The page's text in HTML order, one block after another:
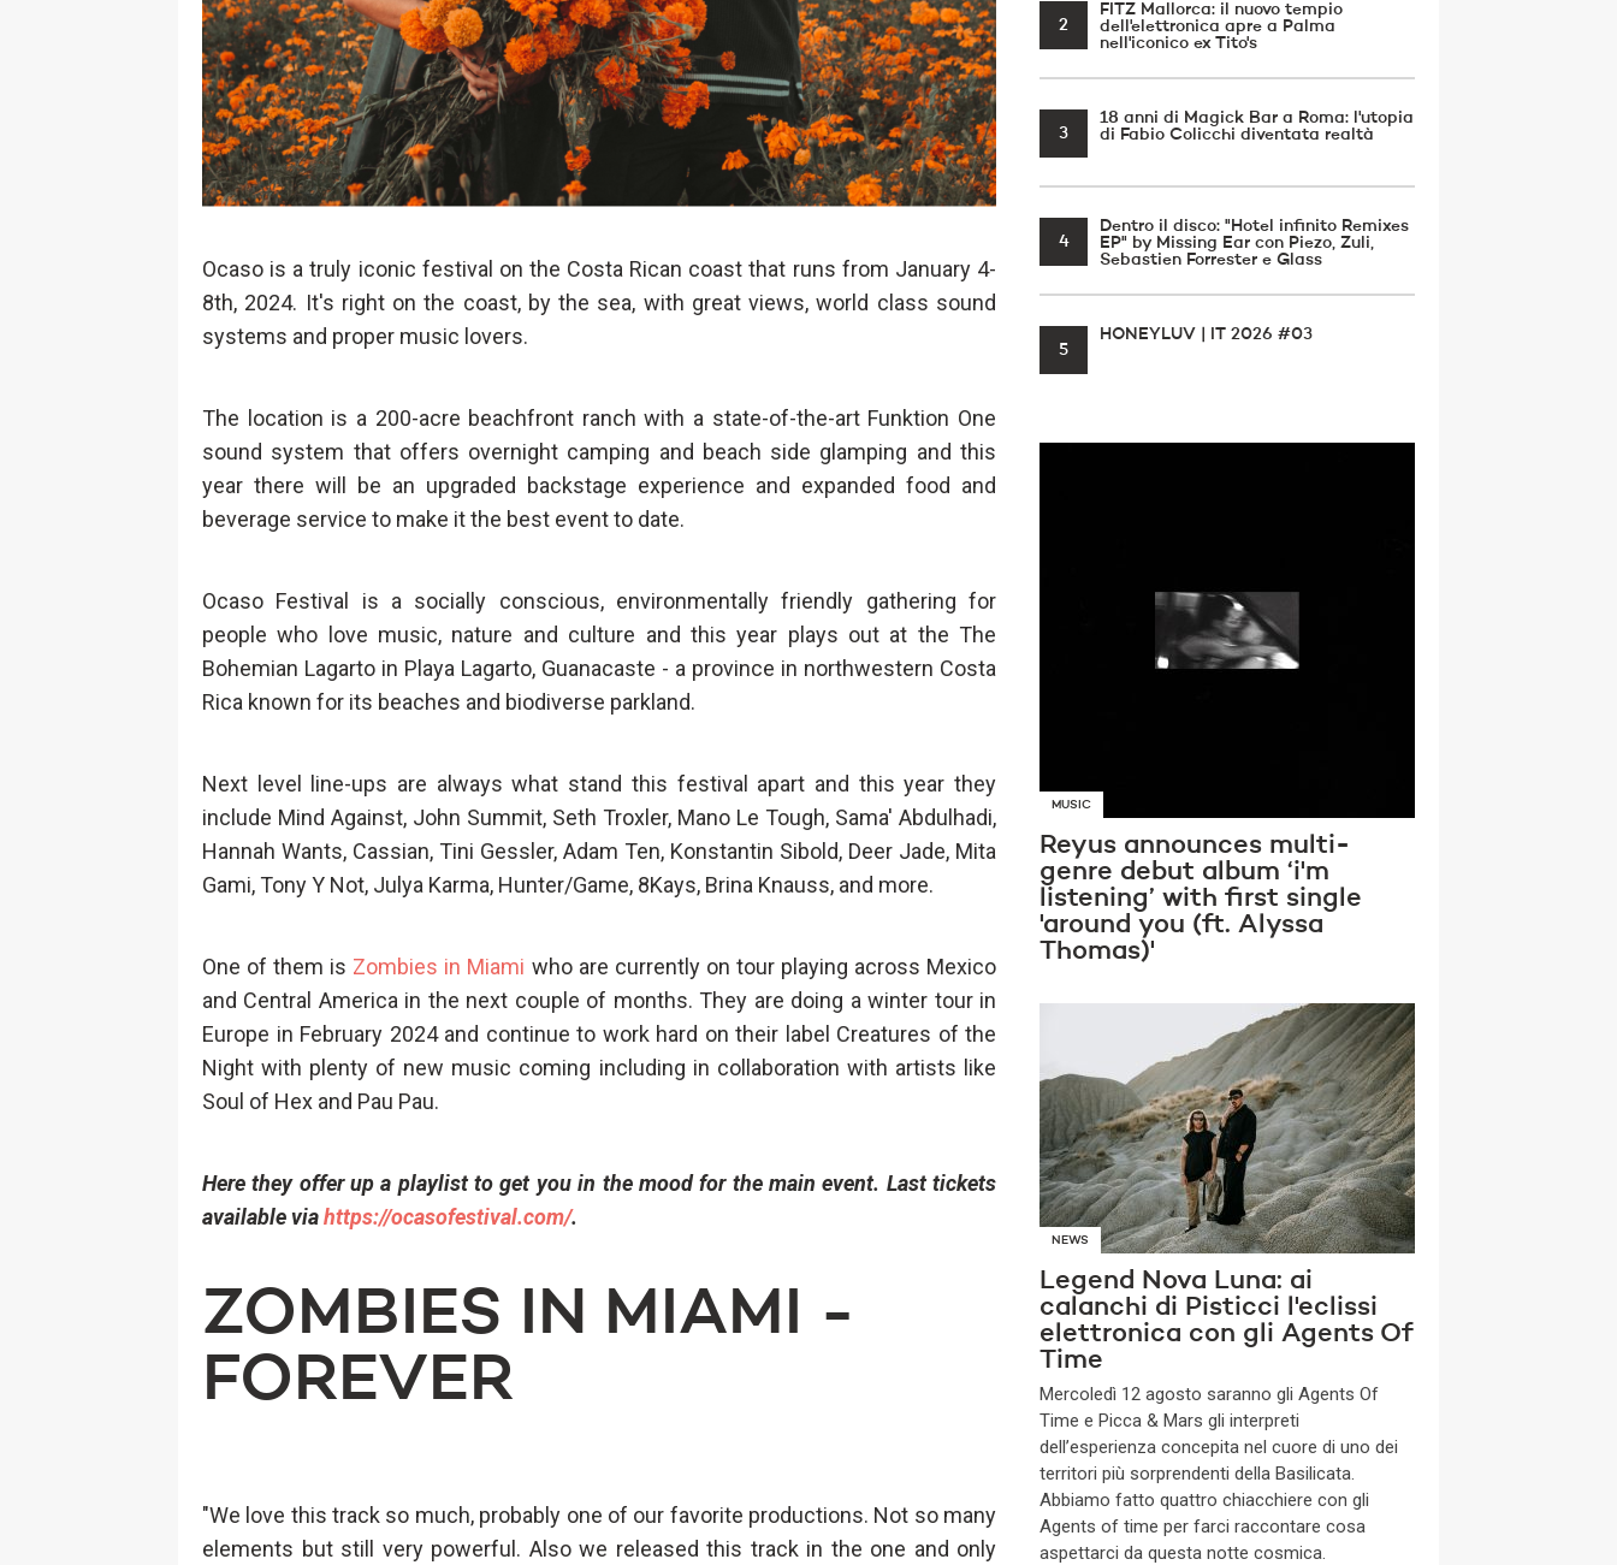
Ocaso is a truly iconic festival on the Costa Rican coast that runs from January 4-
8th, 2024. It's right on the coast, by the sea, with great views, world class sound
systems and proper music lovers.
The location is a 200-acre beachfront ranch with a state-of-the-art Funktion One
sound system that offers overnight camping and beach side glamping and this
year there will be an upgraded backstage experience and expanded food and
beverage service to make it the best event to date.
Ocaso Festival is a socially conscious, environmentally friendly gathering for
people who love music, nature and culture and this year plays out at the The
Bohemian Lagarto in Playa Lagarto, Guanacaste - a province in northwestern Costa
Rica known for its beaches and biodiverse parkland.
Next level line-ups are always what stand this festival apart and this year they
include Mind Against, John Summit, Seth Troxler, Mano Le Tough, Sama' Abdulhadi,
Hannah Wants, Cassian, Tini Gessler, Adam Ten, Konstantin Sibold, Deer Jade, Mita
Gami, Tony Y Not, Julya Karma, Hunter/Game, 8Kays, Brina Knauss, and more.
One of them is Zombies in Miami who are currently on tour playing across Mexico
and Central America in the next couple of months. They are doing a winter tour in
Europe in February 2024 and continue to work hard on their label Creatures of the
Night with plenty of new music coming including in collaboration with artists like
Soul of Hex and Pau Pau.
Here they offer up a playlist to get you in the mood for the main event. Last tickets
available viahttps://ocasofestival.com/.
ZOMBIES IN MIAMI -
FOREVER
"We love this track so much, probably one of our favorite productions. Not so many
elements but still very powerful. Also we released this track in the one and only
2
FITZ Mallorca: il nuovo tempio
dell'elettronica apre a Palma
nell'iconico ex Tito's
3
18 anni di Magick Bar a Roma: l'utopia
di Fabio Colicchi diventata realtà
4
Dentro il disco: "Hotel infinito Remixes
EP" by Missing Ear con Piezo, Zuli,
Sebastien Forrester e Glass
5
HONEYLUV | IT 2026 #03
MUSIC
Reyus announces multi-
genre debut album ‘i'm
listening’ with first single
'around you (ft. Alyssa
Thomas)'
NEWS
Legend Nova Luna: ai
calanchi di Pisticci l'eclissi
elettronica con gli Agents Of
Time
Mercoledì 12 agosto saranno gli Agents Of
Time e Picca & Mars gli interpreti
dell’esperienza concepita nel cuore di uno dei
territori più sorprendenti della Basilicata.
Abbiamo fatto quattro chiacchiere con gli
Agents of time per farci raccontare cosa
aspettarci da questa notte cosmica.